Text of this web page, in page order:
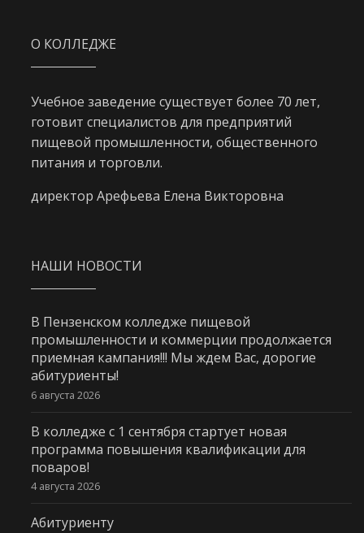
О КОЛЛЕДЖЕ
Учебное заведение существует более 70 лет,
готовит специалистов для предприятий
пищевой промышленности, общественного
питания и торговли.
директор Арефьева Елена Викторовна
НАШИ НОВОСТИ
В Пензенском колледже пищевой
промышленности и коммерции продолжается
приемная кампания!!! Мы ждем Вас, дорогие
абитуриенты!
6 августа 2026
В колледже с 1 сентября стартует новая
программа повышения квалификации для
поваров!
4 августа 2026
Абитуриенту